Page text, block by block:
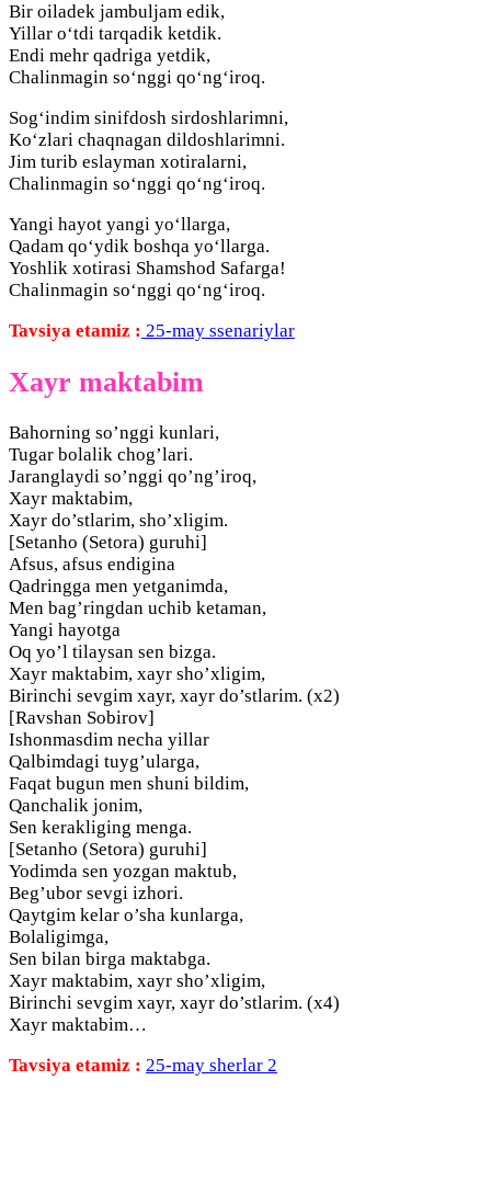
Bir oiladek jambuljam edik,
Yillar o‘tdi tarqadik ketdik.
Endi mehr qadriga yetdik,
Chalinmagin so‘nggi qo‘ng‘iroq.
Sog‘indim sinifdosh sirdoshlarimni,
Ko‘zlari chaqnagan dildoshlarimni.
Jim turib eslayman xotiralarni,
Chalinmagin so‘nggi qo‘ng‘iroq.
Yangi hayot yangi yo‘llarga,
Qadam qo‘ydik boshqa yo‘llarga.
Yoshlik xotirasi Shamshod Safarga!
Chalinmagin so‘nggi qo‘ng‘iroq.
Tavsiya etamiz : 25-may ssenariylar
Xayr maktabim
Bahorning so’nggi kunlari,
Tugar bolalik chog’lari.
Jaranglaydi so’nggi qo’ng’iroq,
Xayr maktabim,
Xayr do’stlarim, sho’xligim.
[Setanho (Setora) guruhi]
Afsus, afsus endigina
Qadringga men yetganimda,
Men bag’ringdan uchib ketaman,
Yangi hayotga
Oq yo’l tilaysan sen bizga.
Xayr maktabim, xayr sho’xligim,
Birinchi sevgim xayr, xayr do’stlarim. (x2)
[Ravshan Sobirov]
Ishonmasdim necha yillar
Qalbimdagi tuyg’ularga,
Faqat bugun men shuni bildim,
Qanchalik jonim,
Sen kerakliging menga.
[Setanho (Setora) guruhi]
Yodimda sen yozgan maktub,
Beg’ubor sevgi izhori.
Qaytgim kelar o’sha kunlarga,
Bolaligimga,
Sen bilan birga maktabga.
Xayr maktabim, xayr sho’xligim,
Birinchi sevgim xayr, xayr do’stlarim. (x4)
Xayr maktabim…
Tavsiya etamiz : 25-may sherlar 2